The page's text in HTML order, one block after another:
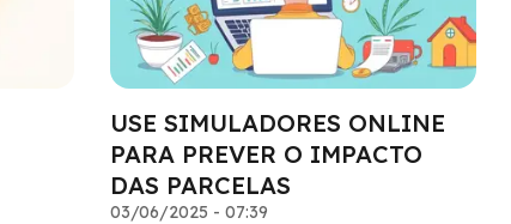
USE SIMULADORES ONLINE
PARA PREVER O IMPACTO
DAS PARCELAS
03/06/2025 - 07:39